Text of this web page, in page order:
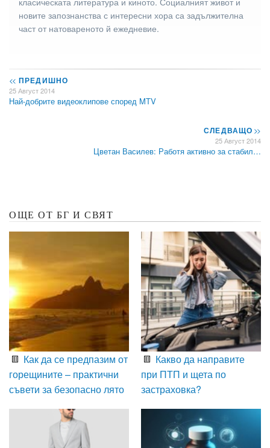
новите запознанства с интересни хора са задължителна
част от натовареното й ежедневие.
<< ПРЕДИШНО
25 Август 2014
Най-добрите видеоклипове според MTV
СЛЕДВАЩО>>
25 Август 2014
Цветан Василев: Работя активно за стабил…
ОЩЕ ОТ БГ И СВЯТ
Как да се предпазим от
горещините – практични
съвети за безопасно лято
Какво да направите
при ПТП и щета по
застраховка?